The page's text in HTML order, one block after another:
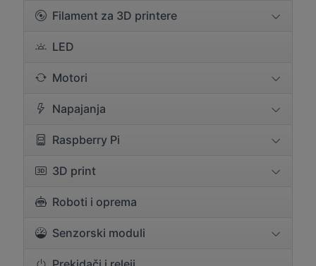
Filament za 3D printere
LED
Motori
Napajanja
Raspberry Pi
3D print
Roboti i oprema
Senzorski moduli